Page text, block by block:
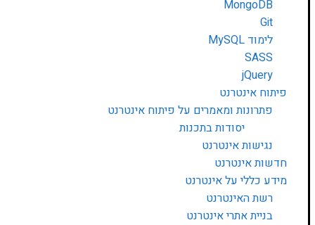
MongoDB
Git
לימוד MySQL
SASS
jQuery
פיתוח אינטרנט
פתרונות ומאמרים על פיתוח אינטרנט
יסודות בתכנות
נגישות אינטרנט
חדשות אינטרנט
מידע כללי על אינטרנט
רשת האינטרנט
בניית אתרי אינטרנט